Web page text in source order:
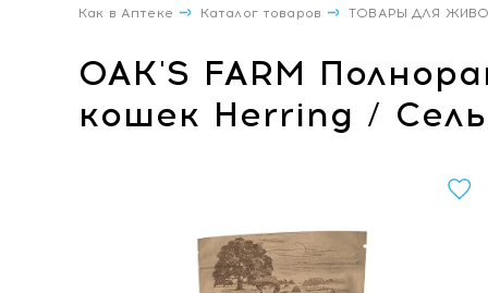
Как в Аптеке Каталог товаров ТОВАРЫ ДЛЯ
OAK'S FARM
кошек Herring /